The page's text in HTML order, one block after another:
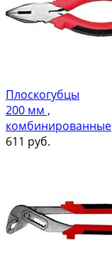
Плоскогубцы
200 мм ,
комбинированные
611 руб.